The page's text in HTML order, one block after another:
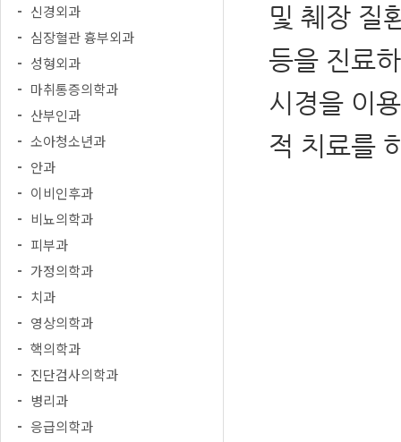
신경외과
심장혈관 흉부외과
성형외과
마취통증의학과
산부인과
소아청소년과
안과
이비인후과
비뇨의학과
피부과
가정의학과
치과
영상의학과
핵의학과
진단검사의학과
병리과
응급의학과
및 췌장 질
등을 진료
시경을 이
적 치료를